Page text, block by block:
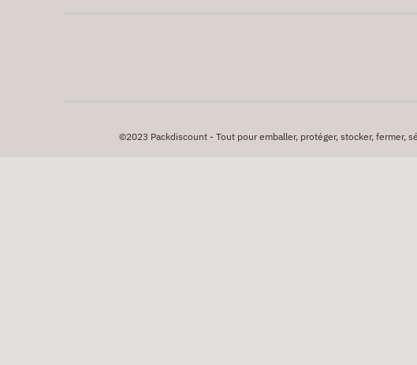
©2023 Packdiscount - Tout pour emballer, protéger, stocker, fermer,